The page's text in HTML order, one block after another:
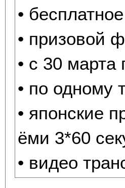
•
• призовой
• с 30 марта
• по одному
• японские
ёми 3*60
• видео